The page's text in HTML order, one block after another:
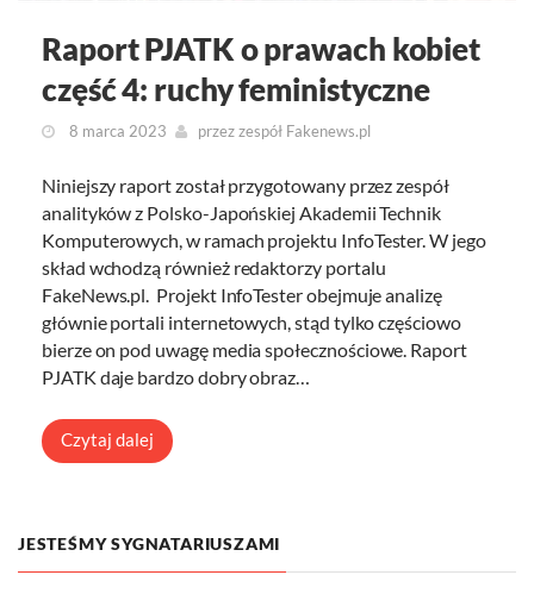
Raport PJATK o prawach kobiet
część 4: ruchy feministyczne
8 marca 2023 przezzespół Fakenews.pl
Niniejszy raport został przygotowany przez zespół
analityków z Polsko-Japońskiej Akademii Technik
Komputerowych, w ramach projektu InfoTester. W jego
skład wchodzą również redaktorzy portalu
FakeNews.pl. Projekt InfoTester obejmuje analizę
głównie portali internetowych, stąd tylko częściowo
bierze on pod uwagę media społecznościowe. Raport
PJATK daje bardzo dobry obraz…
Czytaj dalej
JESTEŚMY SYGNATARIUSZAMI